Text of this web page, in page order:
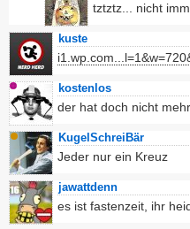
tztztz... nicht
kuste
kostenlos
der hat doch nicht
KugelSchreiBär
Jeder nur ein Kreuz
jawattdenn
es ist fastenzeit, ihr